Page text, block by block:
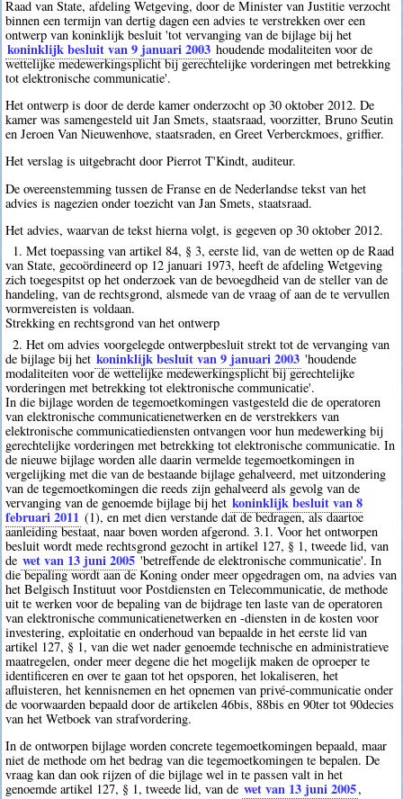
Raad van State, afdeling Wetgeving, door de Minister van Justitie verzocht
binnen een termijn van dertig dagen een advies te verstrekken over een
ontwerp van koninklijk besluit 'tot vervanging van de bijlage bij het
koninklijk besluit van 9 januari 2003 houdende modaliteiten voor de
wettelijke medewerkingsplicht bij gerechtelijke vorderingen met betrekking
tot elektronische communicatie'.
Het ontwerp is door de derde kamer onderzocht op 30 oktober 2012. De
kamer was samengesteld uit Jan Smets, staatsraad, voorzitter, Bruno Seutin
en Jeroen Van Nieuwenhove, staatsraden, en Greet Verberckmoes, griffier.
Het verslag is uitgebracht door Pierrot T'Kindt, auditeur.
De overeenstemming tussen de Franse en de Nederlandse tekst van het
advies is nagezien onder toezicht van Jan Smets, staatsraad.
Het advies, waarvan de tekst hierna volgt, is gegeven op 30 oktober 2012.
1. Met toepassing van artikel 84, § 3, eerste lid, van de wetten op de Raad
van State, gecoördineerd op 12 januari 1973, heeft de afdeling Wetgeving
zich toegespitst op het onderzoek van de bevoegdheid van de steller van de
handeling, van de rechtsgrond, alsmede van de vraag of aan de te vervullen
vormvereisten is voldaan.
Strekking en rechtsgrond van het ontwerp
2. Het om advies voorgelegde ontwerpbesluit strekt tot de vervanging van
de bijlage bij het koninklijk besluit van 9 januari 2003 'houdende
modaliteiten voor de wettelijke medewerkingsplicht bij gerechtelijke
vorderingen met betrekking tot elektronische communicatie'.
In die bijlage worden de tegemoetkomingen vastgesteld die de operatoren
van elektronische communicatienetwerken en de verstrekkers van
elektronische communicatiediensten ontvangen voor hun medewerking bij
gerechtelijke vorderingen met betrekking tot elektronische communicatie. In
de nieuwe bijlage worden alle daarin vermelde tegemoetkomingen in
vergelijking met die van de bestaande bijlage gehalveerd, met uitzondering
van de tegemoetkomingen die reeds zijn gehalveerd als gevolg van de
vervanging van de genoemde bijlage bij het koninklijk besluit van 8
februari 2011 (1), en met dien verstande dat de bedragen, als daartoe
aanleiding bestaat, naar boven worden afgerond. 3.1. Voor het ontworpen
besluit wordt mede rechtsgrond gezocht in artikel 127, § 1, tweede lid, van
de wet van 13 juni 2005 'betreffende de elektronische communicatie'. In
die bepaling wordt aan de Koning onder meer opgedragen om, na advies van
het Belgisch Instituut voor Postdiensten en Telecommunicatie, de methode
uit te werken voor de bepaling van de bijdrage ten laste van de operatoren
van elektronische communicatienetwerken en -diensten in de kosten voor
investering, exploitatie en onderhoud van bepaalde in het eerste lid van
artikel 127, § 1, van die wet nader genoemde technische en administratieve
maatregelen, onder meer degene die het mogelijk maken de oproeper te
identificeren en over te gaan tot het opsporen, het lokaliseren, het
afluisteren, het kennisnemen en het opnemen van privé-communicatie onder
de voorwaarden bepaald door de artikelen 46bis, 88bis en 90ter tot 90decies
van het Wetboek van strafvordering.
In de ontworpen bijlage worden concrete tegemoetkomingen bepaald, maar
niet de methode om het bedrag van die tegemoetkomingen te bepalen. De
vraag kan dan ook rijzen of die bijlage wel in te passen valt in het
genoemde artikel 127, § 1, tweede lid, van de wet van 13 juni 2005,